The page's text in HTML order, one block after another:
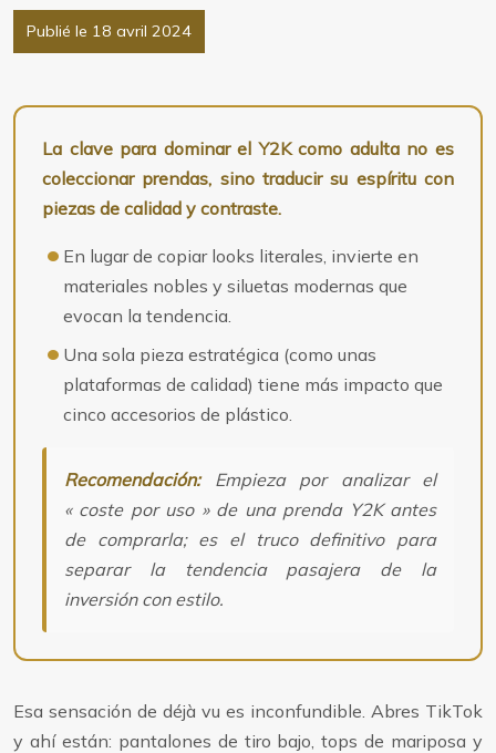
Publié le 18 avril 2024
La clave para dominar el Y2K como adulta no es
coleccionar prendas, sino traducir su espíritu con
piezas de calidad y contraste.
En lugar de copiar looks literales, invierte en
materiales nobles y siluetas modernas que
evocan la tendencia.
Una sola pieza estratégica (como unas
plataformas de calidad) tiene más impacto que
cinco accesorios de plástico.
Recomendación:Empieza por analizar el
« coste por uso » de una prenda Y2K antes
de comprarla; es el truco definitivo para
separar la tendencia pasajera de la
inversión con estilo.
Esa sensación de déjà vu es inconfundible. Abres TikTok
y ahí están: pantalones de tiro bajo, tops de mariposa y